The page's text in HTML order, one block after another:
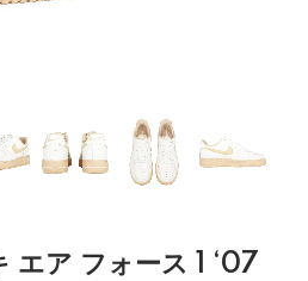
エア フォース 1 ‘07